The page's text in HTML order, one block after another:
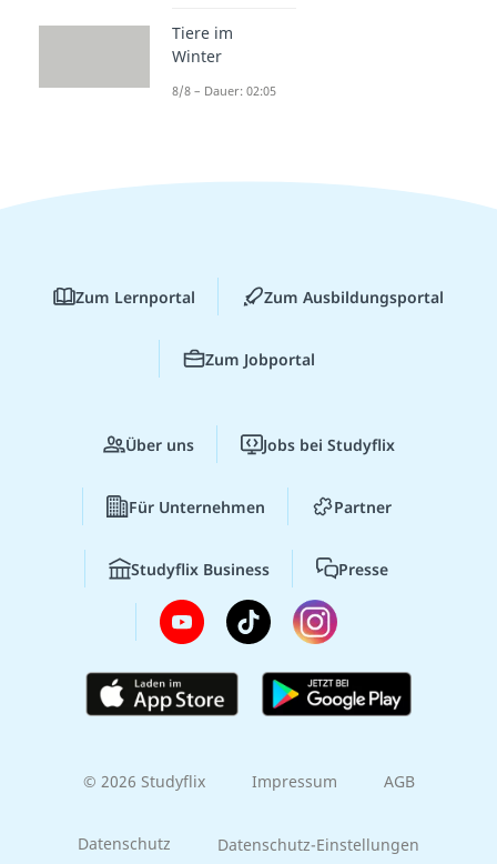
Tiere im
Winter
8/8 – Dauer: 02:05
Zum Lernportal Zum Ausbildungsportal
Zum Jobportal
Über uns Jobs bei Studyflix
Für Unternehmen Partner
Studyflix Business Presse
© 2026 Studyflix Impressum AGB
Datenschutz Datenschutz-Einstellungen